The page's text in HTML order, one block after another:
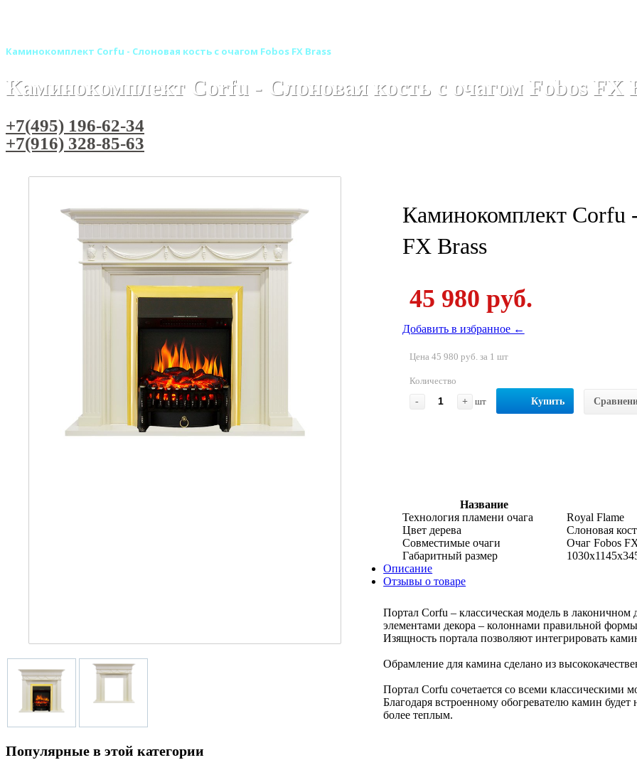
Каминокомплект Corfu - Слоновая кость с очагом Fobos FX Brass
Каминокомплект Corfu - Слоновая кость с очагом Fobos FX
+7(495) 196-62-34
+7(916) 328-85-63
Каминокомплект Corfu
FX Brass
45 980 руб.
Добавить в избранное ←
Цена 45 980 руб. за 1 шт
Количество
-
+ шт Купить
Название
Технология пламени очага
Royal Flame
Цвет дерева
Слоновая
Совместимые очаги
Очаг Fobos
Габаритный размер
Описание
Отзывы о товаре
Портал Corfu – классическая модель в
элементами декора – колоннами правильной
Изящность портала позволяют интегрировать
Обрамление для камина сделано из
Портал Corfu сочетается со всеми классическими
Благодаря встроенному обогревателю камин
более теплым.
Популярные в этой категории